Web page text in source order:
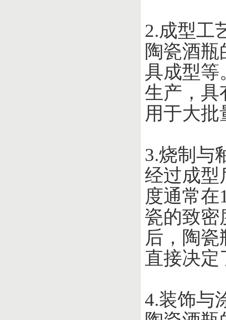
2.成型工
陶瓷酒
具成型等
生产，具
用于大
3.烧制与
经过成型
度通常在
瓷的致密
后，陶
直接决定
4.装饰与